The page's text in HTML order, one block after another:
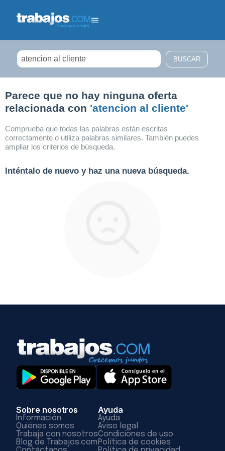
Parece que no hay ninguna oferta
relacionada con 'atencion al cliente'
Comprueba que todas las palabras están escritas
correctamente o utiliza palabras similares. También puedes
ampliar los criterios de búsqueda.
Inténtalo de nuevo y haz una nueva búsqueda.
Sobre nosotros
Información
Quiénes somos
Trabaja con nosotros
Blog de Trabajos.com
Ayuda
Ayuda
Aviso legal
Condiciones de uso
Política de cookies